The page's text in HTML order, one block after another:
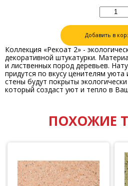
Добавить в
Коллекция «Рекоат 2» -
декоративной штукатурки.
и лиственных пород деревьев.
придутся по вкусу ценителям
стены будут покрыты
который создаст уют и тепло в
ПОХОЖИЕ